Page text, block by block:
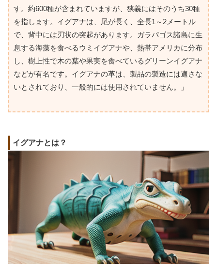
す。約600種が含まれていますが、狭義にはそのうち30種
を指します。イグアナは、尾が長く、全長1～2メートル
で、背中には刃状の突起があります。ガラパゴス諸島に生
息する海藻を食べるウミイグアナや、熱帯アメリカに分布
し、樹上性で木の葉や果実を食べているグリーンイグアナ
などが有名です。イグアナの革は、製品の製造には適さな
いとされており、一般的には使用されていません。」
イグアナとは？